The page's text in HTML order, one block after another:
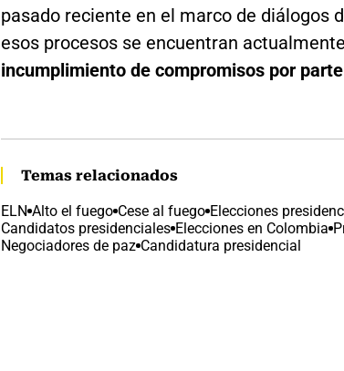
pasado reciente en el marco de diálogos
esos procesos se encuentran actualmente
incumplimiento de compromisos por
Temas relacionados
ELN Alto el fuego Cese al fuego Elecciones
Candidatos presidenciales Elecciones en Colombia
Negociadores de paz Candidatura presidencial